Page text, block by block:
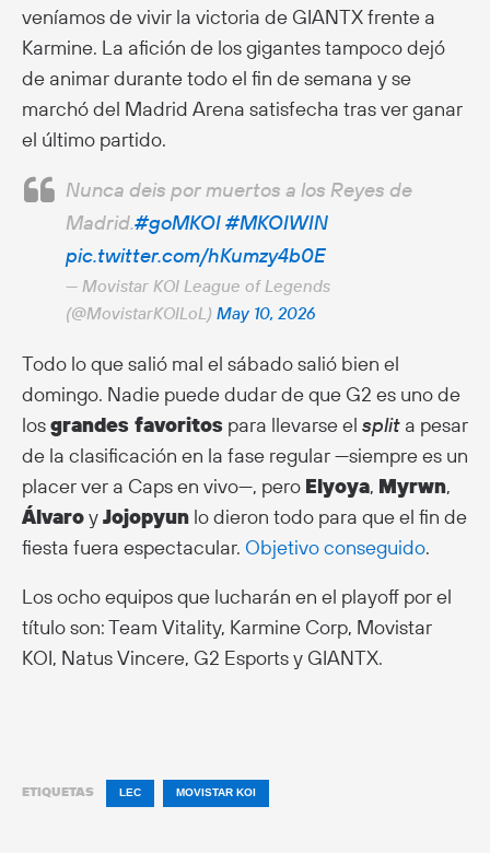
veníamos de vivir la victoria de GIANTX frente a
Karmine. La afición de los gigantes tampoco dejó
de animar durante todo el fin de semana y se
marchó del Madrid Arena satisfecha tras ver ganar
el último partido.
Nunca deis por muertos a los Reyes de
Madrid.#goMKOI#MKOIWIN
pic.twitter.com/hKumzy4b0E
— Movistar KOI League of Legends
(@MovistarKOILoL) May 10, 2026
Todo lo que salió mal el sábado salió bien el
domingo. Nadie puede dudar de que G2 es uno de
losgrandes favoritos para llevarse el split a pesar
de la clasificación en la fase regular —siempre es un
placer ver a Caps en vivo—, pero Elyoya, Myrwn,
ÁlvaroyJojopyun lo dieron todo para que el fin de
fiesta fuera espectacular. Objetivo conseguido.
Los ocho equipos que lucharán en el playoff por el
título son: Team Vitality, Karmine Corp, Movistar
KOI, Natus Vincere, G2 Esports y GIANTX.
ETIQUETAS LEC MOVISTAR KOI